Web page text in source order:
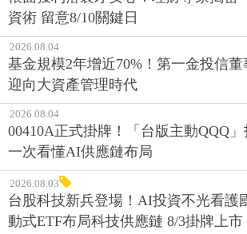
資術 留意8/10關鍵日
2026.08.04
基金規模2年增近70%！第一金投信
迎向大資產管理時代
2026.08.04
00410A正式掛牌！「台版主動QQQ
一次看懂AI供應鏈布局
2026.08.03
台股科技新兵登場！AI投資不光看護
動式ETF布局科技供應鏈 8/3掛牌上市